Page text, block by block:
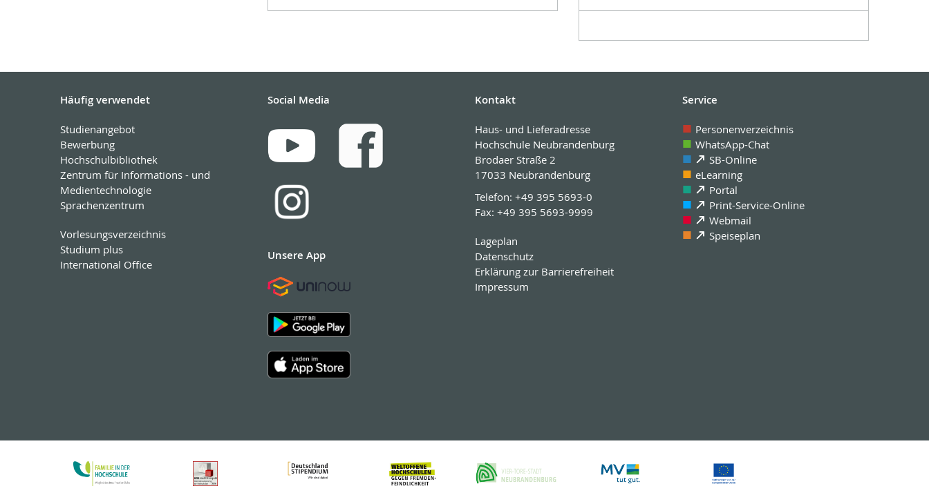
Häufig verwendet
Studienangebot
Bewerbung
Hochschulbibliothek
Zentrum für Informations - und
Medientechnologie
Sprachenzentrum
Vorlesungsverzeichnis
Studium plus
International Office
Social Media
Unsere App
Kontakt
Haus- und Lieferadresse
Hochschule Neubrandenburg
Brodaer Straße 2
17033 Neubrandenburg
Telefon: +49 395 5693-0
Fax: +49 395 5693-9999
Lageplan
Datenschutz
Erklärung zur Barrierefreiheit
Impressum
Service
Personenverzeichnis
WhatsApp-Chat
SB-Online
eLearning
Portal
Print-Service-Online
Webmail
Speiseplan